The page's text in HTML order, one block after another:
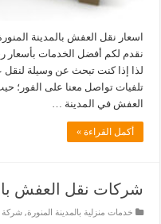
اسعار نقل العفش بالمدينة
نقدم لكم أفضل الخدمات بأسعار
لذا إذا كنت تبحث عن وسيلة
تلفيات تواصل معنا على
العفش في المدينة …
أكمل القراءة »
شركات نقل العفش
خدمات منزلية بالمدينة المنورة,شركة